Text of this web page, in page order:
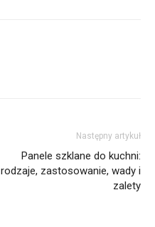
Następny artykuł
Panele szklane do kuchni:
rodzaje, zastosowanie, wady i
zalety